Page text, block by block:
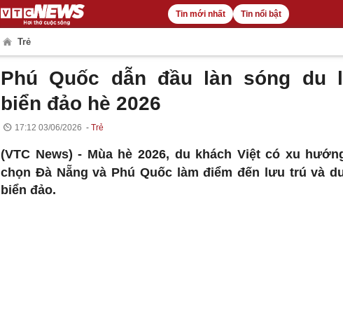
Tin mới nhất Tin nổi bật
Trẻ
Phú Quốc dẫn đầu làn sóng du
biển đảo hè 2026
17:12 03/06/2026 Trẻ
(VTC News) - Mùa hè 2026, du khách Việt có xu
chọn Đà Nẵng và Phú Quốc làm điểm đến lưu trú và
biển đảo.